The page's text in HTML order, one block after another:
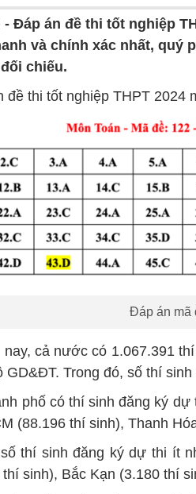
- Đáp án đề thi tốt nghiệp
và chính xác nhất, quý
chiếu.
đề thi tốt nghiệp THPT 2024
Đáp án mã
nay, cả nước có 1.067.391
GD&ĐT. Trong đó, số thí
phố có thí sinh đăng ký
(88.196 thí sinh), Thanh
thí sinh đăng ký dự thi ít
thí sinh), Bắc Kạn (3.180 thí